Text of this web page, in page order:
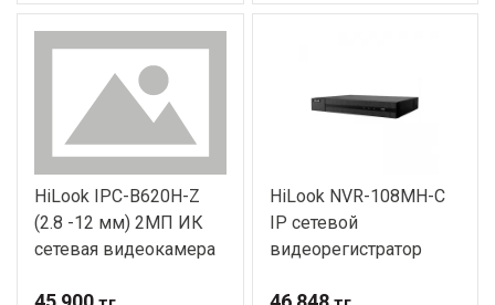
HiLook IPC-B620H-Z
(2.8 -12 мм) 2МП ИК
сетевая видеокамера
HiLook NVR-108MH-C
IP сетевой
видеорегистратор